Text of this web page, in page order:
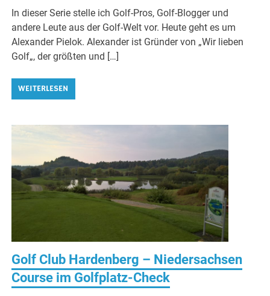
In dieser Serie stelle ich Golf-Pros, Golf-Blogger und
andere Leute aus der Golf-Welt vor. Heute geht es um
Alexander Pielok. Alexander ist Gründer von „Wir lieben
Golf„, der größten und […]
WEITERLESEN
Golf Club Hardenberg – Niedersachsen
Course im Golfplatz-Check